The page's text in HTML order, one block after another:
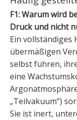
F1: Warum wird
Druck und nicht
Ein vollständiges
übermäßigen
selbst führen,
eine
„Teilvakuum“)
Sie ist inert,